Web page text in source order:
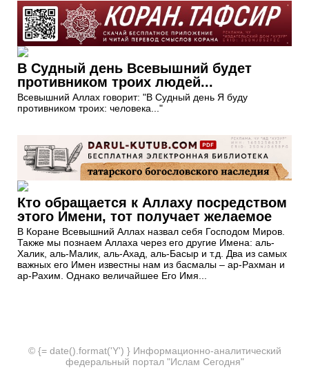
В Судный день Всевышний будет
противником троих людей...
Всевышний Аллах говорит: "В Судный день Я буду
противником троих: человека..."
Кто обращается к Аллаху посредством
этого Имени, тот получает желаемое
В Коране Всевышний Аллах назвал себя Господом Миров.
Также мы познаем Аллаха через его другие Имена: аль-
Халик, аль-Малик, аль-Ахад, аль-Басыр и т.д. Два из самых
важных его Имен известны нам из басмалы – ар-Рахман и
ар-Рахим. Однако величайшее Его Имя...
© {= date().format('Y') } Информационно-аналитический
федеральный портал "Ислам Сегодня"